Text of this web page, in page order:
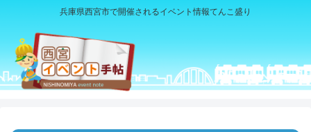
兵庫県西宮市で開催されるイベント情報てんこ盛り